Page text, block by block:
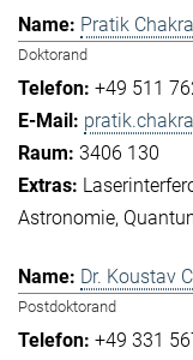
Pratik
Doktorand
+49 511
3406 130
Astronomie
Dr. Koustav
Postdoktorand
+49 331